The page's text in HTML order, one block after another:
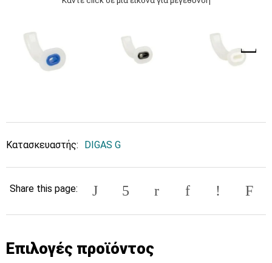
Κατασκευαστής: DIGAS G
Share this page:
Επιλογές προϊόντος